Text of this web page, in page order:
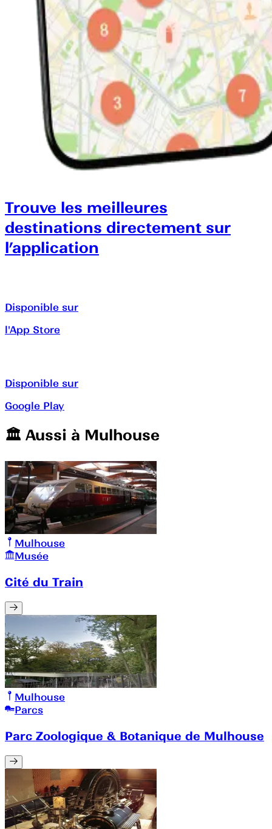
Trouve les meilleures
destinations directement sur
l’application
Disponible sur
l'App Store
Disponible sur
Google Play
🏛️️ Aussi à Mulhouse
Mulhouse
Musée
Cité du Train
Mulhouse
Parcs
Parc Zoologique & Botanique de Mulhouse